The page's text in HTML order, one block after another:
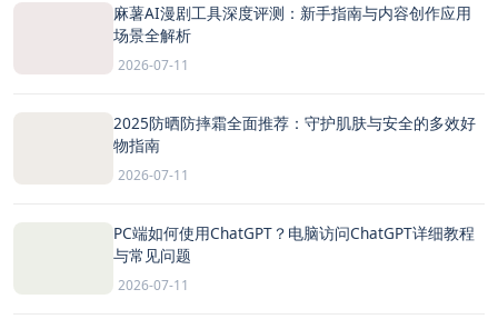
麻薯AI漫剧工具深度评测：新手指南与内容创作应用
场景全解析
2026-07-11
2025防晒防摔霜全面推荐：守护肌肤与安全的多效好
物指南
2026-07-11
PC端如何使用ChatGPT？电脑访问ChatGPT详细教程
与常见问题
2026-07-11